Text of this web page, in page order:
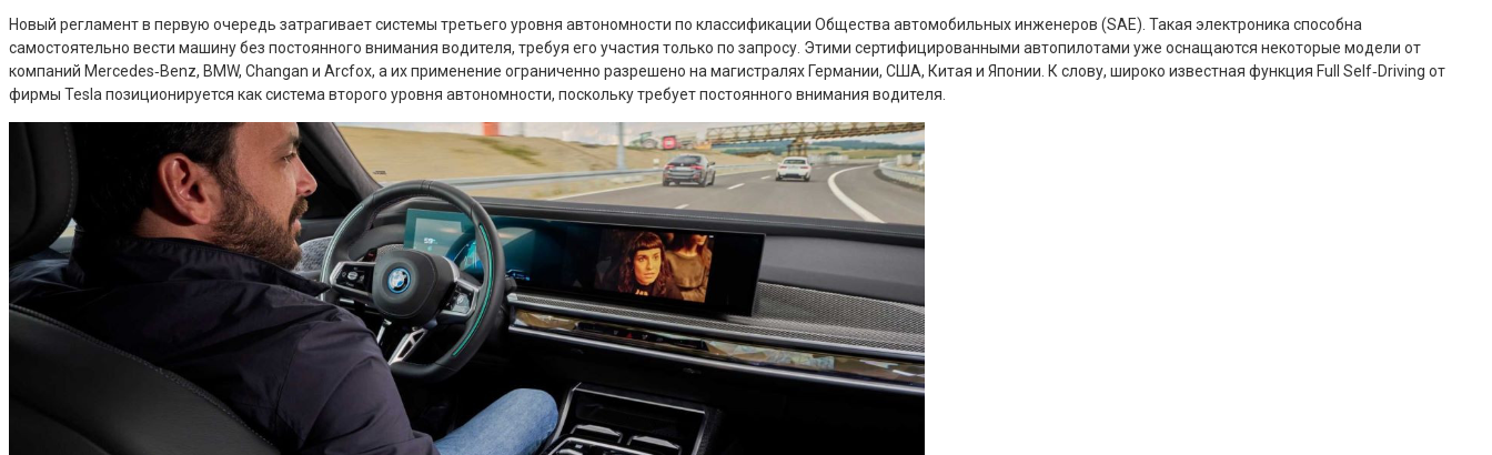
Новый регламент в первую очередь затрагивает системы третьего уровня автономности по классификации Общества автомобильных инженеров (SAE). Такая электроника способна
самостоятельно вести машину без постоянного внимания водителя, требуя его участия только по запросу. Этими сертифицированными автопилотами уже оснащаются некоторые модели от
компаний Mercedes‑Benz, BMW, Changan и Arcfox, а их применение ограниченно разрешено на магистралях Германии, США, Китая и Японии. К слову, широко известная функция Full Self‑Driving от
фирмы Tesla позиционируется как система второго уровня автономности, поскольку требует постоянного внимания водителя.